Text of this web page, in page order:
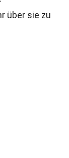
über sie zu